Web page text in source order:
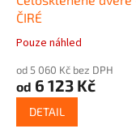
ČIRÉ
Průměrné
produktu
je
Pouze náhled
od 5 060 Kč bez DPH
od 6 123 Kč
DETAIL